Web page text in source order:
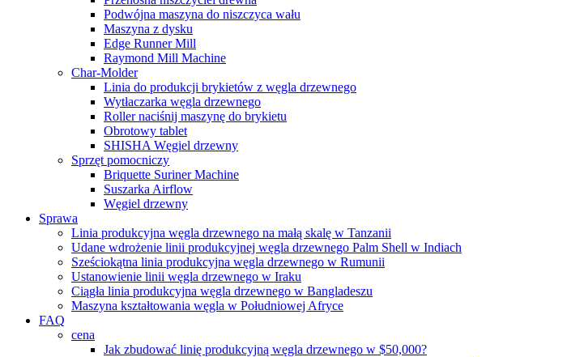
Podwójna maszyna do niszczyca wału
Maszyna z dysku
Edge Runner Mill
Raymond Mill Machine
Char-Molder
Linia do produkcji brykietów z węgla drzewnego
Wytłaczarka węgla drzewnego
Roller naciśnij maszynę do brykietu
Obrotowy tablet
SHISHA Węgiel drzewny
Sprzęt pomocniczy
Briquette Suriner Machine
Suszarka Airflow
Węgiel drzewny
Sprawa
Linia produkcyjna węgla drzewnego na małą skalę w Tanzanii
Udane wdrożenie linii produkcyjnej węgla drzewnego Palm Shell w Indiach
Sześciokątna linia produkcyjna węgla drzewnego w Rumunii
Ustanowienie linii węgla drzewnego w Iraku
Ciągła linia produkcyjna węgla drzewnego w Bangladeszu
Maszyna kształtowania węgla w Południowej Afryce
FAQ
cena
Jak zbudować linię produkcyjną węgla drzewnego w $50,000?